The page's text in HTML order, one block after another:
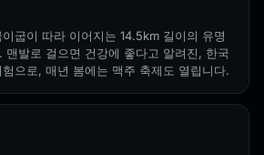
굽이 따라 이어지는 14.5km 길이의 유명
맨발로 걸으면 건강에 좋다고 알려진, 한국
으로, 매년 봄에는 맥주 축제도 열립니다.